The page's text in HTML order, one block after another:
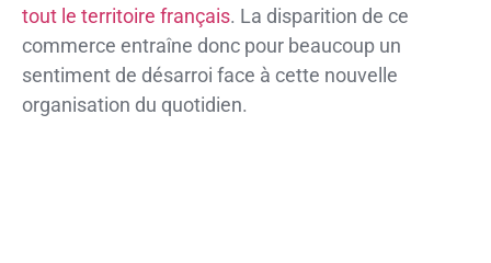
tout le territoire français. La disparition de ce
commerce entraîne donc pour beaucoup un
sentiment de désarroi face à cette nouvelle
organisation du quotidien.